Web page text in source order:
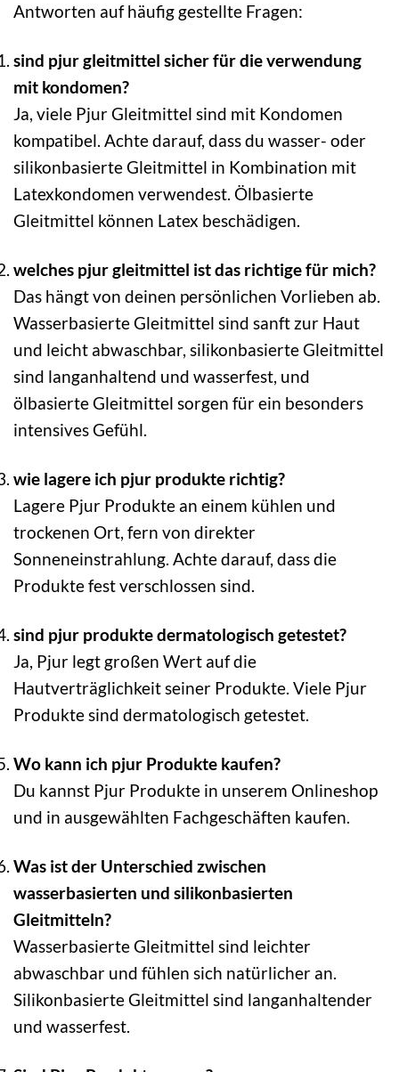
Antworten auf häufig gestellte Fragen:
sind pjur gleitmittel sicher für die verwendung
mit kondomen?
Ja, viele Pjur Gleitmittel sind mit Kondomen
kompatibel. Achte darauf, dass du wasser- oder
silikonbasierte Gleitmittel in Kombination mit
Latexkondomen verwendest. Ölbasierte
Gleitmittel können Latex beschädigen.
welches pjur gleitmittel ist das richtige für mich?
Das hängt von deinen persönlichen Vorlieben ab.
Wasserbasierte Gleitmittel sind sanft zur Haut
und leicht abwaschbar, silikonbasierte Gleitmittel
sind langanhaltend und wasserfest, und
ölbasierte Gleitmittel sorgen für ein besonders
intensives Gefühl.
wie lagere ich pjur produkte richtig?
Lagere Pjur Produkte an einem kühlen und
trockenen Ort, fern von direkter
Sonneneinstrahlung. Achte darauf, dass die
Produkte fest verschlossen sind.
sind pjur produkte dermatologisch getestet?
Ja, Pjur legt großen Wert auf die
Hautverträglichkeit seiner Produkte. Viele Pjur
Produkte sind dermatologisch getestet.
Wo kann ich pjur Produkte kaufen?
Du kannst Pjur Produkte in unserem Onlineshop
und in ausgewählten Fachgeschäften kaufen.
Was ist der Unterschied zwischen
wasserbasierten und silikonbasierten
Gleitmitteln?
Wasserbasierte Gleitmittel sind leichter
abwaschbar und fühlen sich natürlicher an.
Silikonbasierte Gleitmittel sind langanhaltender
und wasserfest.